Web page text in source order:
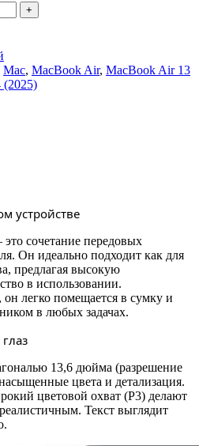
Mac, MacBook Air, MacBook Air 13
устройстве
сочетание передовых
Он идеально подходит как для
предлагая высокую
в использовании.
легко помещается в сумку и
в любых задачах.
13,6 дюйма (разрешение
цвета и детализация.
цветовой охват (P3) делают
Текст выглядит